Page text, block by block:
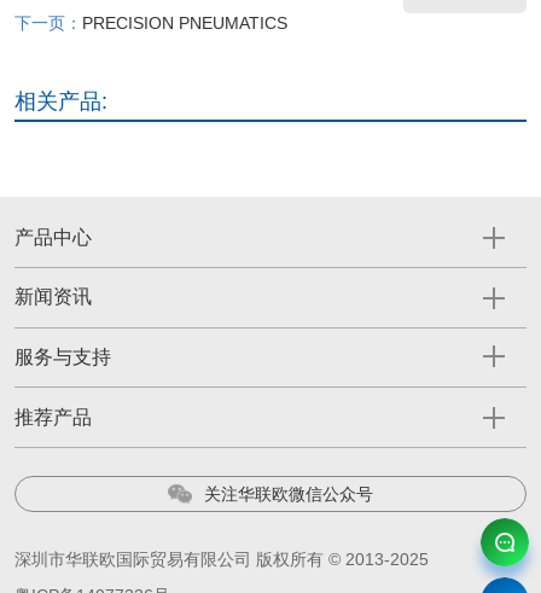
下一页： PRECISION PNEUMATICS
相关产品:
产品中心
新闻资讯
服务与支持
推荐产品
关注华联欧微信公众号
深圳市华联欧国际贸易有限公司 版权所有 © 2013-2025